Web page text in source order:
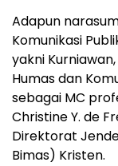
Adapun
Komunikasi
yakni
Humas dan
sebagai MC
Christine Y. de
Direktorat
Bimas) Kristen.